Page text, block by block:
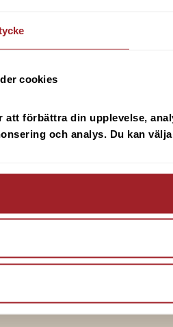
cookies
att förbättra din upplevelse,
och analys. Du kan